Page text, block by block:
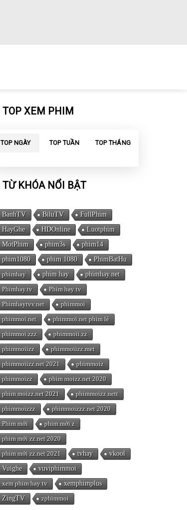
TOP XEM PHIM
TOP NGÀY TOP TUẦN TOP THÁNG
TỪ KHÓA NỔI BẬT
BanhTV BiluTV
FullPhim
HayGhe
HDOnline
Luotphim
MotPhim
phim3s
phim14
phim1080
phim 1080
PhimBatHu
phimhay
phim hay
phimhay.net
Phimhay.tv
Phim hay tv
Phimhaytvv.net
phimmoi
phimmoi.net
phimmoi.net phim lẻ
phimmoi.zzz
phimmoii.zz
phimmoiizz
phimmoiizz.met
phimmoiizz.net 2021
phimmoiz
phimmoizz
phim moizz.net 2020
phim moizz.net 2021
phimmoizz.nett
phimmoizzz
phimmoizzz.net 2020
Phim mới
phim mới z
phim mới zz.net 2020
phim mới zz.net 2021
tvhay
vkool
Vuighe
vuviphimmoi
xem phim hay tv
xemphimplus
ZingTV
zphimmoi